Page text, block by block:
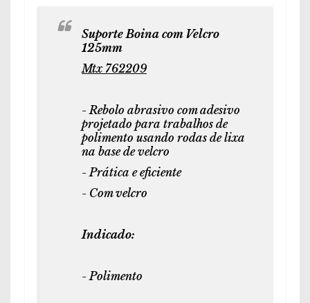
Suporte Boina com Velcro
125mm
Mtx 762209
- Rebolo abrasivo com adesivo
projetado para trabalhos de
polimento usando rodas de lixa
na base de velcro
- Prática e eficiente
- Com velcro
Indicado:
- Polimento